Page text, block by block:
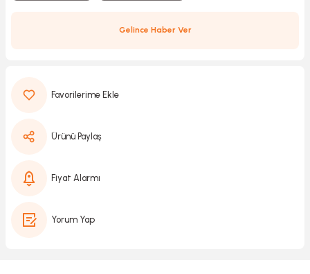
ve Bisiklet
Gelince Haber Ver
Ürünü Paylaş
Fiyat Alarmı
Yorum Yap